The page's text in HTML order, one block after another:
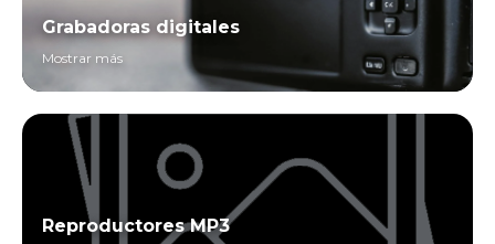
Grabadoras digitales
Mostrar más
Reproductores MP3